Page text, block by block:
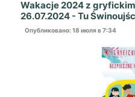
Wakacje 2024 z
26.07.2024 - Tu
Опубликовано: 18 июля в 7:34